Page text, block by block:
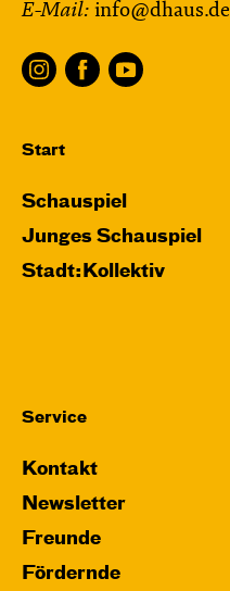
E-Mail: info@dhaus.de
Start
Schauspiel
Junges Schauspiel
Stadt:Kollektiv
Service
Kontakt
Newsletter
Freunde
Fördernde